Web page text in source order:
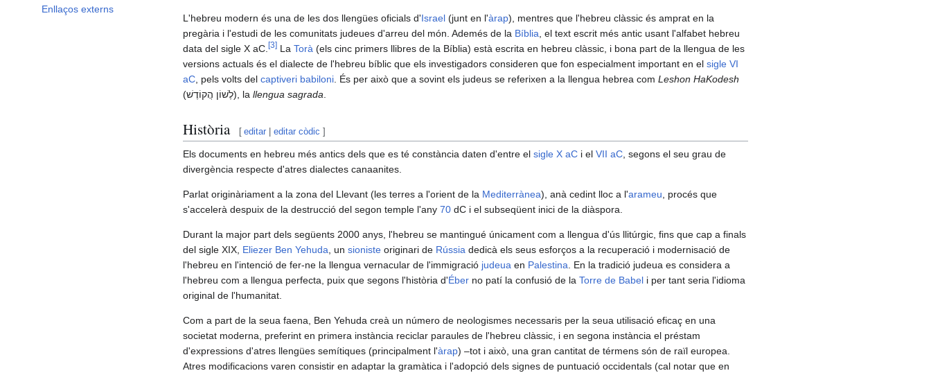
Enllaços externs
L'hebreu modern és una de les dos llengües oficials d'Israel (junt en l'àrap), mentres que l'hebreu clàssic és amprat en la
pregària i l'estudi de les comunitats judeues d'arreu del món. Ademés de la Bíblia , el text escrit més antic usant l'alfabet hebreu
data del sigle X aC. [3] La Torà (els cinc primers llibres de la Bíblia) està escrita en hebreu clàssic, i bona part de la llengua de les
versions actuals és el dialecte de l'hebreu bíblic que els investigadors consideren que fon especialment important en el sigle VI
aC , pels volts del captiveri babiloni . És per això que a sovint els judeus se referixen a la llengua hebrea com Leshon HaKodesh
(לֶשׁוֹן הֲקוֹדֶשׁ), la llengua sagrada
Història [ editar |editar còdic ]
Els documents en hebreu més antics dels que es té constància daten d'entre el sigle X aC i el VII aC , segons el seu grau de
divergència respecte d'atres dialectes canaanites.
Parlat originàriament a la zona del Llevant (les terres a l'orient de la Mediterrànea), anà cedint lloc a l'arameu , procés que
s'accelerà despuix de la destrucció del segon temple l'any 70 dC i el subseqüent inici de la diàspora.
Durant la major part dels següents 2000 anys, l'hebreu se mantingué únicament com a llengua d'ús llitúrgic, fins que cap a finals
del sigle XIX, Eliezer Ben Yehuda , un sioniste originari de Rússia dedicà els seus esforços a la recuperació i modernisació de
l'hebreu en l'intenció de fer-ne la llengua vernacular de l'immigració judeua en Palestina . En la tradició judeua es considera a
l'hebreu com a llengua perfecta, puix que segons l'història d'Éber no patí la confusió de la Torre de Babel i per tant seria l'idioma
original de l'humanitat.
Com a part de la seua faena, Ben Yehuda creà un número de neologismes necessaris per la seua utilisació eficaç en una
societat moderna, preferint en primera instància reciclar paraules de l'hebreu clàssic, i en segona instància el préstam
d'expressions d'atres llengües semítiques (principalment l'àrap) –tot i això, una gran cantitat de térmens són de raïl europea.
Atres modificacions varen consistir en adaptar la gramàtica i l'adopció dels signes de puntuació occidentals (cal notar que en